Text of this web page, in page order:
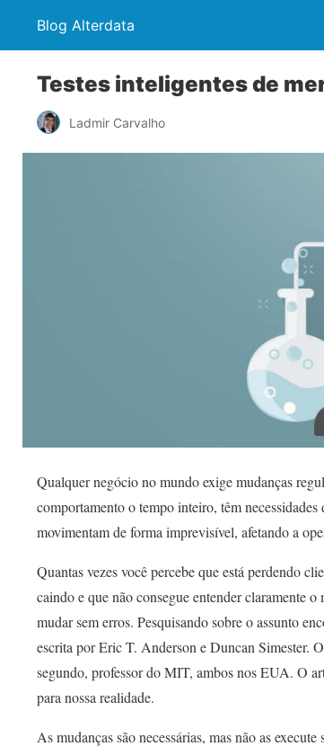
Blog Alterdata
Testes inteligentes de
Ladmir Carvalho
Qualquer negócio no mundo exige mudanças
comportamento o tempo inteiro, têm
movimentam de forma imprevisível, afetando a
Quantas vezes você percebe que está perdendo
caindo e que não consegue entender claramente
mudar sem erros. Pesquisando sobre o assunto
escrita por Eric T. Anderson e Duncan Simester.
segundo, professor do MIT, ambos nos EUA. O
para nossa realidade.
As mudanças são necessárias, mas não as